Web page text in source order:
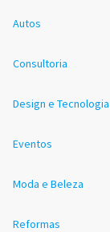
Autos
Consultoria
Design e Tecnologia
Eventos
Moda e Beleza
Reformas